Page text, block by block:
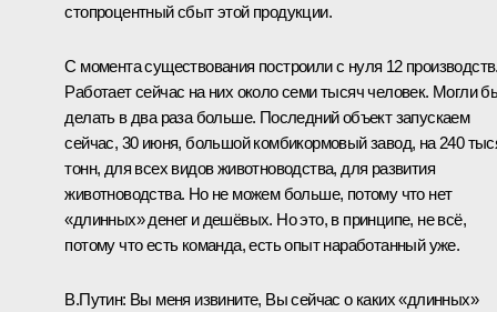
стопроцентный сбыт этой продукции.
С момента существования построили с нуля 12
Работает сейчас на них около семи тысяч человек. Могли
делать в два раза больше. Последний объект запускаем
сейчас, 30 июня, большой комбикормовый завод, на 240
тонн, для всех видов животноводства, для развития
животноводства. Но не можем больше, потому что нет
«длинных» денег и дешёвых. Но это, в принципе, не всё,
потому что есть команда, есть опыт наработанный уже.
В.Путин: Вы меня извините, Вы сейчас о каких «длинных»